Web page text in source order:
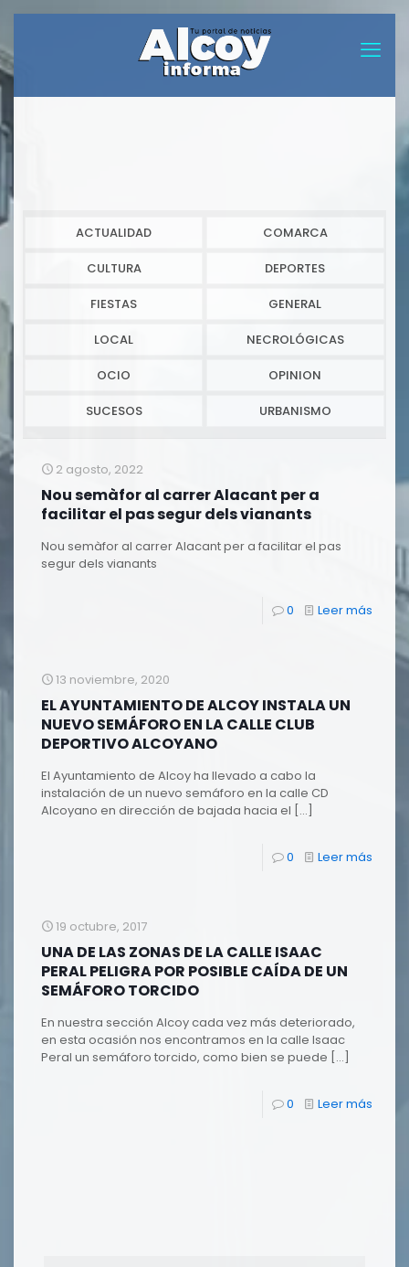
ACTUALIDAD COMARCA
CULTURA DEPORTES
FIESTAS GENERAL
LOCAL NECROLÓGICAS
OCIO OPINION
SUCESOS URBANISMO
2 agosto, 2022
Nou semàfor al carrer Alacant per a
facilitar el pas segur dels vianants
Nou semàfor al carrer Alacant per a facilitar el pas
segur dels vianants
0 Leer más
13 noviembre, 2020
EL AYUNTAMIENTO DE ALCOY INSTALA UN
NUEVO SEMÁFORO EN LA CALLE CLUB
DEPORTIVO ALCOYANO
El Ayuntamiento de Alcoy ha llevado a cabo la
instalación de un nuevo semáforo en la calle CD
Alcoyano en dirección de bajada hacia el […]
0 Leer más
19 octubre, 2017
UNA DE LAS ZONAS DE LA CALLE ISAAC
PERAL PELIGRA POR POSIBLE CAÍDA DE UN
SEMÁFORO TORCIDO
En nuestra sección Alcoy cada vez más deteriorado,
en esta ocasión nos encontramos en la calle Isaac
Peral un semáforo torcido, como bien se puede […]
0 Leer más